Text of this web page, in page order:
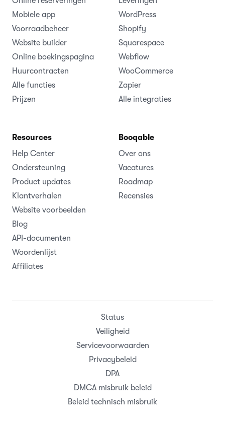
Mobiele app
Voorraadbeheer
Website builder
Online boekingspagina
Huurcontracten
Alle functies
Prijzen
WordPress
Shopify
Squarespace
Webflow
WooCommerce
Zapier
Alle integraties
Resources
Help Center
Ondersteuning
Product updates
Klantverhalen
Website voorbeelden
Blog
API-documenten
Woordenlijst
Affiliates
Booqable
Over ons
Vacatures
Roadmap
Recensies
Status
Veiligheid
Servicevoorwaarden
Privacybeleid
DPA
DMCA misbruik beleid
Beleid technisch misbruik